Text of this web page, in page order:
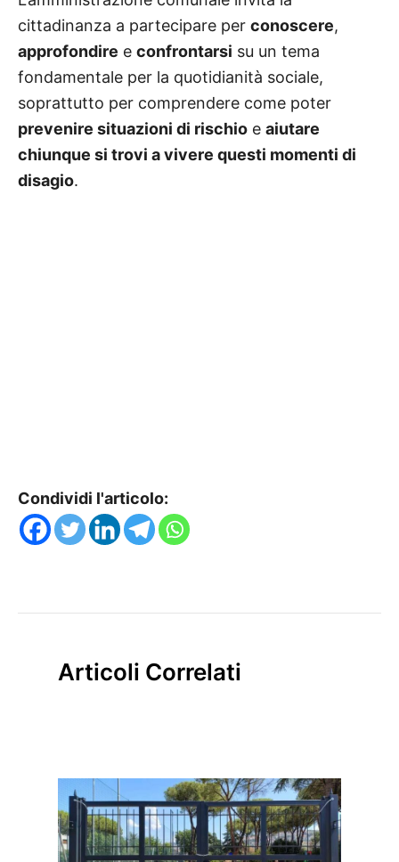
cittadinanza a partecipare per conoscere,
approfondire e confrontarsi su un tema
fondamentale per la quotidianità sociale,
soprattutto per comprendere come poter
prevenire situazioni di rischio e aiutare
chiunque si trovi a vivere questi momenti di
disagio.
Condividi l'articolo:
Articoli Correlati